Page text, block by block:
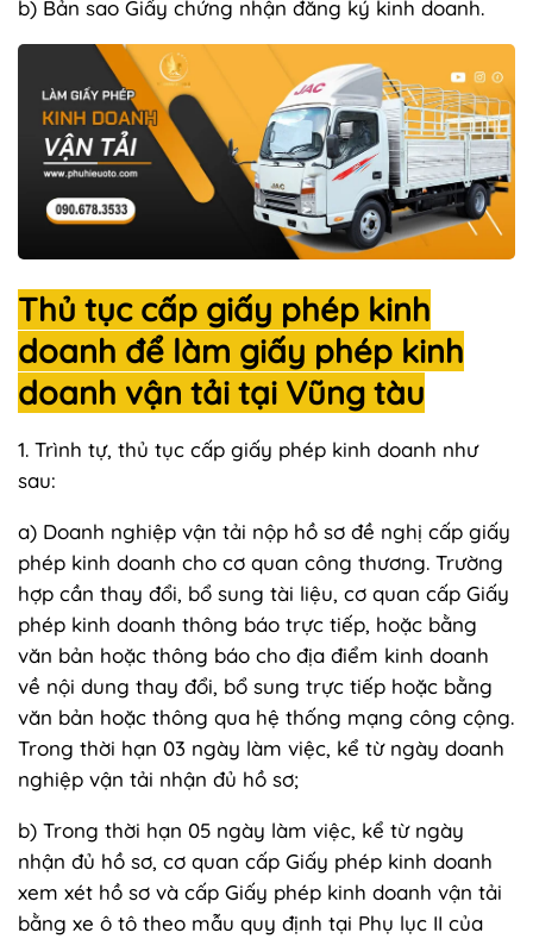
b) Bản sao Giấy chứng nhận đăng ký kinh doanh.
Thủ tục cấp giấy phép kinh
doanh để làm giấy phép kinh
doanh vận tải tại Vũng tàu
1. Trình tự, thủ tục cấp giấy phép kinh doanh như
sau:
a) Doanh nghiệp vận tải nộp hồ sơ đề nghị cấp giấy
phép kinh doanh cho cơ quan công thương. Trường
hợp cần thay đổi, bổ sung tài liệu, cơ quan cấp Giấy
phép kinh doanh thông báo trực tiếp, hoặc bằng
văn bản hoặc thông báo cho địa điểm kinh doanh
về nội dung thay đổi, bổ sung trực tiếp hoặc bằng
văn bản hoặc thông qua hệ thống mạng công cộng.
Trong thời hạn 03 ngày làm việc, kể từ ngày doanh
nghiệp vận tải nhận đủ hồ sơ;
b) Trong thời hạn 05 ngày làm việc, kể từ ngày
nhận đủ hồ sơ, cơ quan cấp Giấy phép kinh doanh
xem xét hồ sơ và cấp Giấy phép kinh doanh vận tải
bằng xe ô tô theo mẫu quy định tại Phụ lục II của